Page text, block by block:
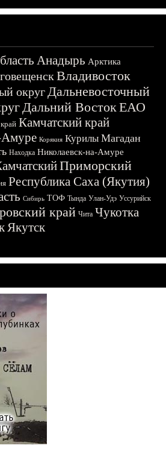
Анадырь Арктика
Владивосток
округДальневосточный
Дальний ВостокЕАО
Камчатский край
Амуре Корякия Курилы Магадан
Находка Николаевск-на-Амуре
Приморский
Республика Саха (Якутия)
Сибирь ТОФ Тында Улан-Удэ Уссурийск
край Чита Чукотка
Якутск